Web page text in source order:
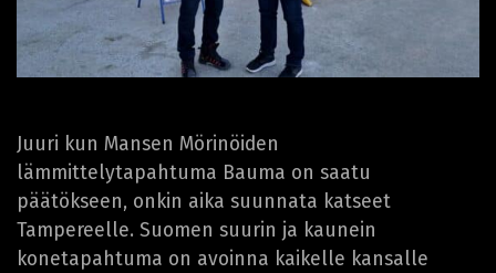
Juuri kun Mansen Mörinöiden
lämmittelytapahtuma Bauma on saatu
päätökseen, onkin aika suunnata katseet
Tampereelle. Suomen suurin ja kaunein
konetapahtuma on avoinna kaikelle kansalle